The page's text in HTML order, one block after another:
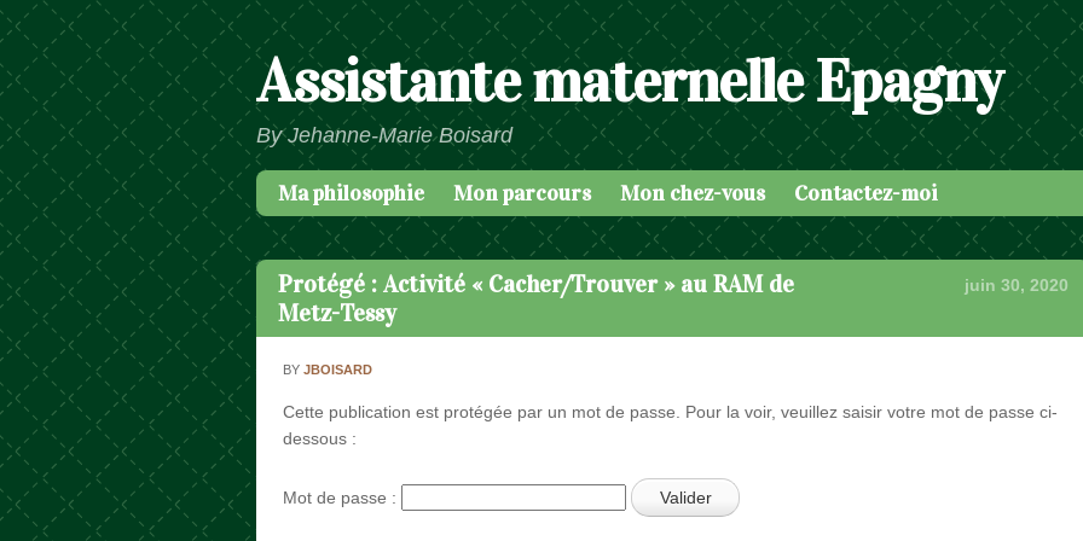
Assistante maternelle Epagny
By Jehanne-Marie Boisard
Menu
Passer au contenu
Ma philosophie Mon parcours Mon chez-vous Contactez-moi
Protégé : Activité « Cacher/Trouver » au RAM de
Metz-Tessy
juin 30, 2020
BYJBOISARD
Cette publication est protégée par un mot de passe. Pour la voir, veuillez saisir votre mot de passe ci-
dessous :
Mot de passe :